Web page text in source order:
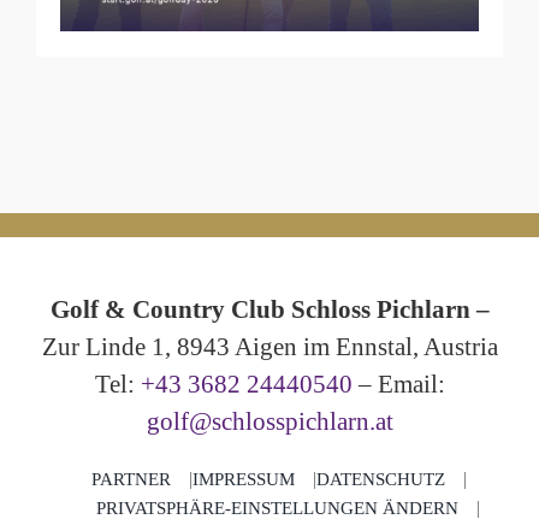
Golf & Country Club Schloss Pichlarn –
Zur Linde 1, 8943 Aigen im Ennstal, Austria
Tel: +43 3682 24440540 – Email:
golf@schlosspichlarn.at
PARTNER IMPRESSUM
DATENSCHUTZ
PRIVATSPHÄRE-EINSTELLUNGEN ÄNDERN